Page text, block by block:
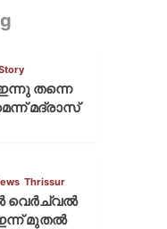
തന്നെ
മദ്രാസ്
Thrissur
വെര്‍ച്വല്‍
മുതല്‍